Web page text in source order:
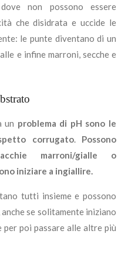
non possono essere
che disidrata e uccide le
le punte diventano di un
e infine marroni, secche e
un problema di pH sono le
corrugato. Possono
marroni/gialle o
iniziare a ingiallire.
tutti insieme e possono
se solitamente iniziano
poi passare alle altre più